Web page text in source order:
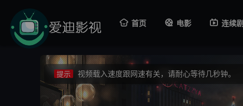
首页 电影 连续剧
提示 不要轻易相信视频中的广告，谨防上当受骗!
提示 如果无法播放请重新刷新页面，或者切换线路。
提示 视频载入速度跟网速有关，请耐心等待几秒钟。
提示 不要轻易相信视频中的广告，谨防上当受骗!